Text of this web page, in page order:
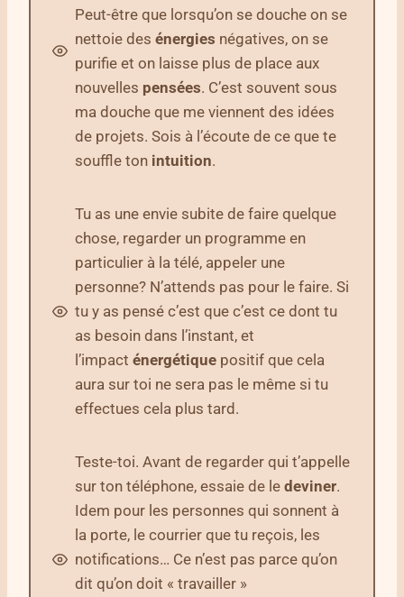
Peut-être que lorsqu’on se douche on se
nettoie des énergies négatives, on se
purifie et on laisse plus de place aux
nouvelles pensées. C’est souvent sous
ma douche que me viennent des idées
de projets. Sois à l’écoute de ce que te
souffle ton intuition.
Tu as une envie subite de faire quelque
chose, regarder un programme en
particulier à la télé, appeler une
personne? N’attends pas pour le faire. Si
tu y as pensé c’est que c’est ce dont tu
as besoin dans l’instant, et
l’impact énergétique positif que cela
aura sur toi ne sera pas le même si tu
effectues cela plus tard.
Teste-toi. Avant de regarder qui t’appelle
sur ton téléphone, essaie de le deviner.
Idem pour les personnes qui sonnent à
la porte, le courrier que tu reçois, les
notifications… Ce n’est pas parce qu’on
dit qu’on doit « travailler »